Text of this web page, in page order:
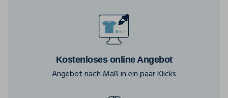
Kostenloses online Angebot
Angebot nach Maß in ein paar Klicks